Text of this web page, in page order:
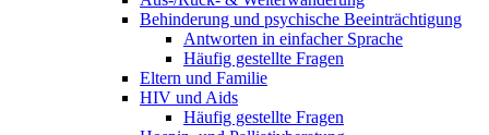
Behinderung und psychische Beeinträchtigung
Antworten in einfacher Sprache
Häufig gestellte Fragen
Eltern und Familie
HIV und Aids
Häufig gestellte Fragen